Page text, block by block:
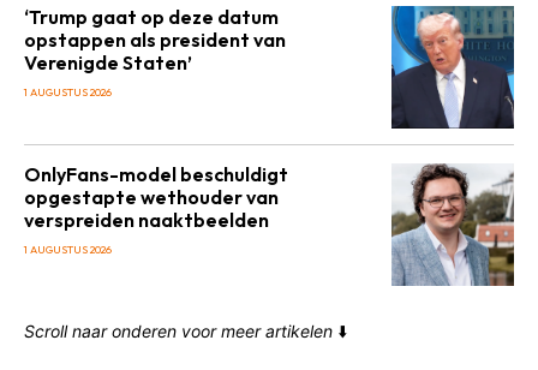
‘Trump gaat op deze datum
opstappen als president van
Verenigde Staten’
1 AUGUSTUS 2026
OnlyFans-model beschuldigt
opgestapte wethouder van
verspreiden naaktbeelden
1 AUGUSTUS 2026
Scroll naar onderen voor meer artikelen ⬇️